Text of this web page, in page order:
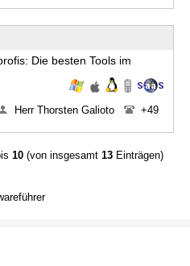
Die besten Tools im
Herr Thorsten Galioto
+49
10(von insgesamt 13Einträgen)